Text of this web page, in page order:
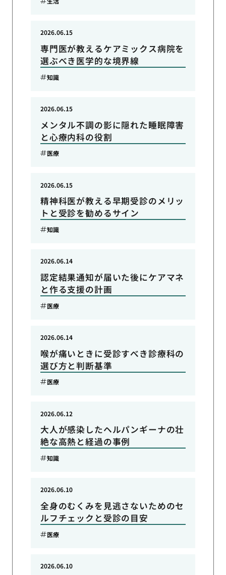
専門医が教えるケアミックス病院を
選ぶべき医学的な境界線
2026.06.15
知識
メンタル不調の影に隠れた睡眠障害
と心療内科の役割
2026.06.15
医療
精神科医が教える早期受診のメリッ
トと受診を勧めるサイン
2026.06.15
知識
認定結果通知が届いた後にケアマネ
と作る支援の計画
2026.06.14
医療
喉が痛いときに受診すべき診療科の
選び方と判断基準
2026.06.14
医療
大人が感染したヘルパンギーナの壮
絶な高熱と経過の事例
2026.06.12
知識
全身のむくみを見逃さないためのセ
ルフチェックと受診の目安
2026.06.10
医療
2026.06.10